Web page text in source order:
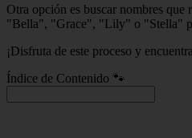
Otra opción es buscar nombres
"Bella", "Grace", "Lily" o "Stella"
¡Disfruta de este proceso y
Índice de Contenido 🐾